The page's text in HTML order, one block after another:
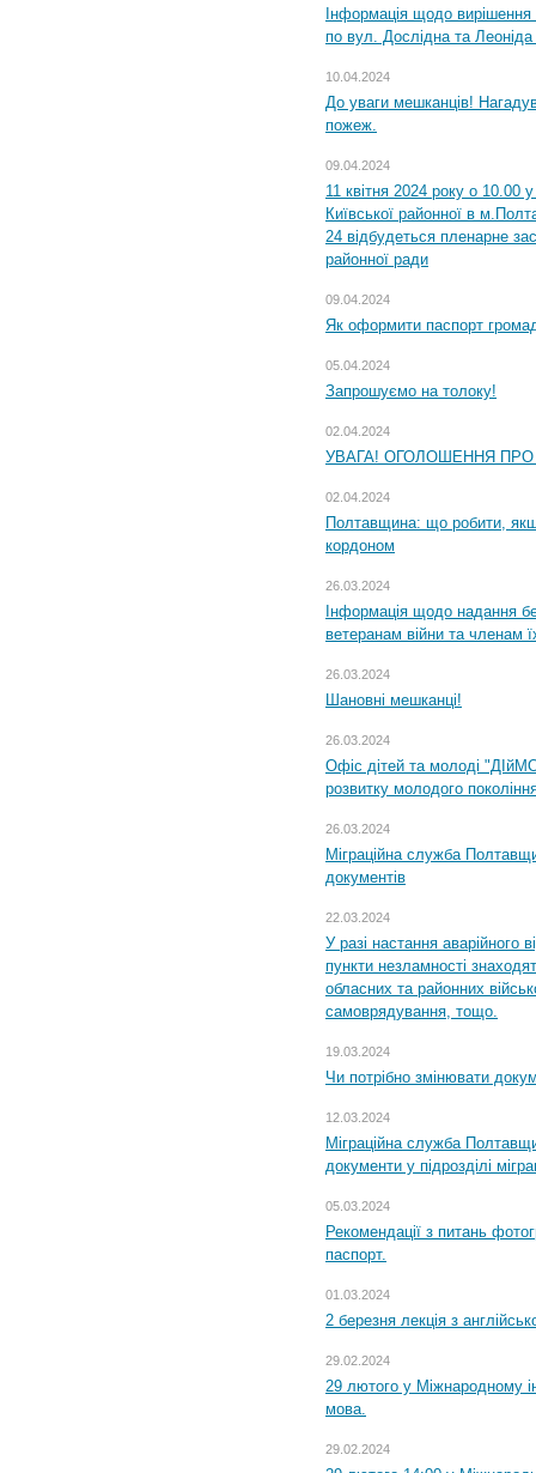
Інформація щодо
по вул. Дослідна та Леоніда
10.04.2024
До уваги мешканців!
пожеж.
09.04.2024
11 квітня 2024 року о 10.00
Київської районної в
24 відбудеться пленарне
районної ради
09.04.2024
Як оформити паспорт
05.04.2024
Запрошуємо на толоку!
02.04.2024
УВАГА! ОГОЛОШЕННЯ
02.04.2024
Полтавщина: що робити,
кордоном
26.03.2024
Інформація щодо надання
ветеранам війни та членам
26.03.2024
Шановні мешканці!
26.03.2024
Офіс дітей та молоді
розвитку молодого
26.03.2024
Міграційна служба
документів
22.03.2024
У разі настання аварійного
пункти незламності
обласних та районних
самоврядування, тощо.
19.03.2024
Чи потрібно змінювати
12.03.2024
Міграційна служба
документи у підрозділі
05.03.2024
Рекомендації з питань
паспорт.
01.03.2024
2 березня лекція з
29.02.2024
29 лютого у Міжнародному
мова.
29.02.2024